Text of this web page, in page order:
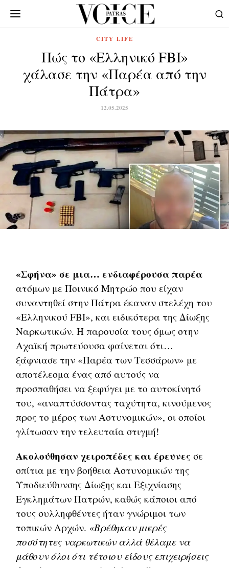
CITY LIFE
Πώς το «Ελληνικό FBI»
χάλασε την «Παρέα από την
Πάτρα»
12.05.2025
«Σφήνα» σε μια… ενδιαφέρουσα παρέα
ατόμων με Ποινικό Μητρώο που είχαν
συναντηθεί στην Πάτρα έκαναν στελέχη του
«Ελληνικού FBI», και ειδικότερα της Δίωξης
Ναρκωτικών. Η παρουσία τους όμως στην
Αχαϊκή πρωτεύουσα φαίνεται ότι…
ξάφνιασε την «Παρέα των Τεσσάρων» με
αποτέλεσμα ένας από αυτούς να
προσπαθήσει να ξεφύγει με το αυτοκίνητό
του, «αναπτύσσοντας ταχύτητα, κινούμενος
προς το μέρος των Αστυνομικών», οι οποίοι
γλίτωσαν την τελευταία στιγμή!
Ακολούθησαν χειροπέδες και έρευνες σε
σπίτια με την βοήθεια Αστυνομικών της
Υποδιεύθυνσης Δίωξης και Εξιχνίασης
Εγκλημάτων Πατρών, καθώς κάποιοι από
τους συλληφθέντες ήταν γνώριμοι των
τοπικών Αρχών. «Βρέθηκαν μικρές
ποσότητες ναρκωτικών αλλά θέλαμε να
μάθουν όλοι ότι τέτοιου είδους επιχειρήσεις